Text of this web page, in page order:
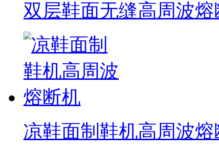
双层鞋面无缝高周波熔
凉鞋面制鞋机高周波熔